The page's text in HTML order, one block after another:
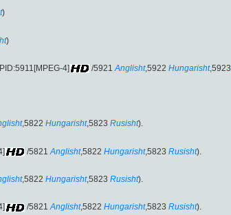
)
)
4] /5921 Anglisht,5922 Hungarisht,5923
,5822 Hungarisht,5823 Rusisht).
/5821 Anglisht,5822 Hungarisht,5823 Rusisht).
,5822 Hungarisht,5823 Rusisht).
/5821 Anglisht,5822 Hungarisht,5823 Rusisht).